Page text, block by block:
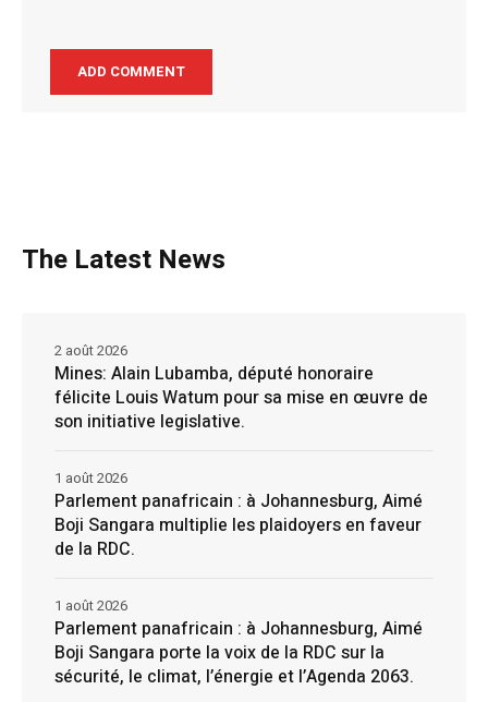
The Latest News
Mines: Alain Lubamba, député honoraire
félicite Louis Watum pour sa mise en œuvre de
son initiative legislative.
2 août 2026
Parlement panafricain : à Johannesburg, Aimé
Boji Sangara multiplie les plaidoyers en faveur
de la RDC.
1 août 2026
Parlement panafricain : à Johannesburg, Aimé
Boji Sangara porte la voix de la RDC sur la
sécurité, le climat, l’énergie et l’Agenda 2063.
1 août 2026